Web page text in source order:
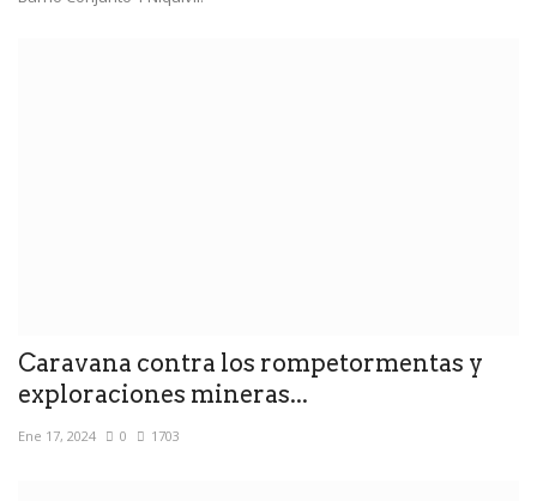
Caravana contra los rompetormentas y
exploraciones mineras...
Ene 17, 2024 0 1703